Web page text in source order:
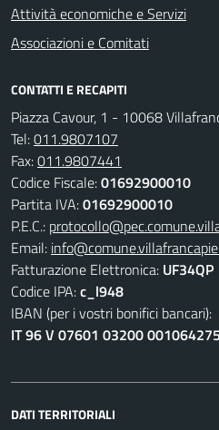
Attività economiche e Servizi
Associazioni e Comitati
CONTATTI E RECAPITI
Piazza Cavour, 1 - 10068
Tel:011.9807107
Fax:011.9807441
Codice Fiscale:01692900010
Partita IVA:01692900010
P.E.C.:
Email:
Fatturazione Elettronica: UF34QP
Codice IPA:c_l948
IBAN (per i vostri bonifici bancari):
IT 96 V 07601 03200
DATI TERRITORIALI